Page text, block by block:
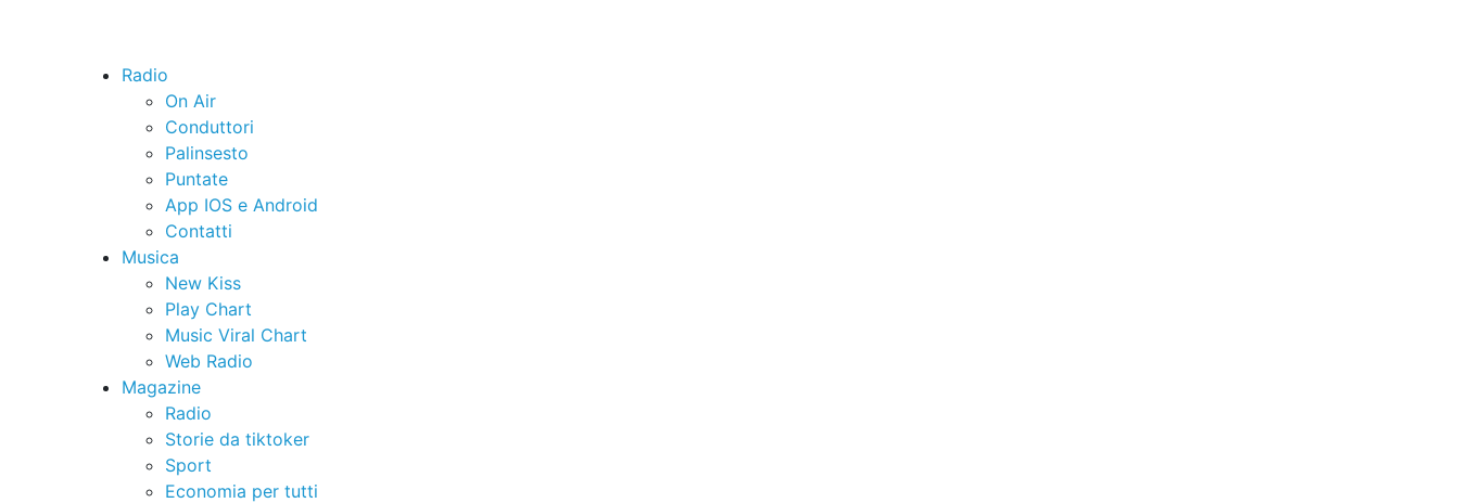
Radio
On Air
Conduttori
Palinsesto
Puntate
App IOS e Android
Contatti
Musica
New Kiss
Play Chart
Music Viral Chart
Web Radio
Magazine
Radio
Storie da tiktoker
Sport
Economia per tutti